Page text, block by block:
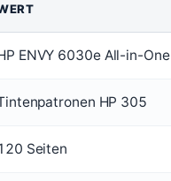
ENVY 6030e All-in-One
HP 305
Seiten